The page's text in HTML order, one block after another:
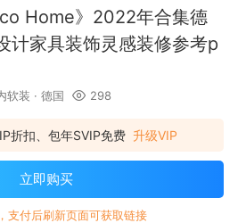
Home》2022年合集德
计家具装饰灵感装修参考p
软装 · 德国 298
折扣、包年SVIP免费 升级VIP
立即购买
支付后刷新页面可获取链接